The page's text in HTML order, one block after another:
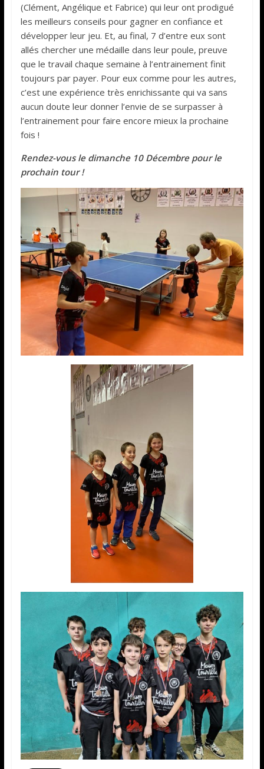
(Clément, Angélique et Fabrice) qui leur ont prodigué
les meilleurs conseils pour gagner en confiance et
développer leur jeu. Et, au final, 7 d’entre eux sont
allés chercher une médaille dans leur poule, preuve
que le travail chaque semaine à l’entrainement finit
toujours par payer. Pour eux comme pour les autres,
c’est une expérience très enrichissante qui va sans
aucun doute leur donner l’envie de se surpasser à
l’entrainement pour faire encore mieux la prochaine
fois !
Rendez-vous le dimanche 10 Décembre pour le
prochain tour !